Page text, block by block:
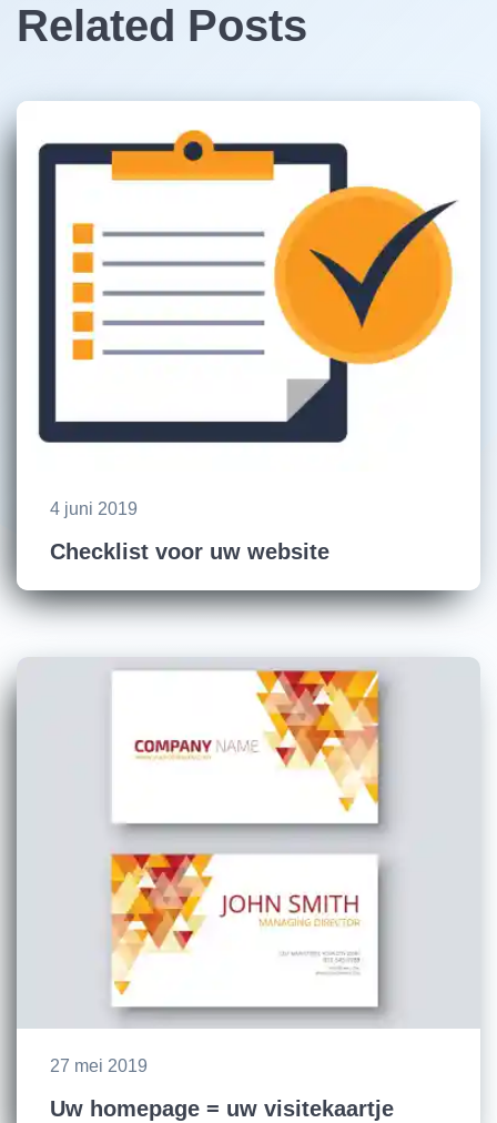
Related Posts
4 juni 2019
Checklist voor uw website
27 mei 2019
Uw homepage = uw visitekaartje